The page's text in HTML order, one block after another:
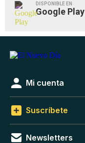
DISPONIBLE EN
Google Play
Mi cuenta
Suscríbete
Newsletters